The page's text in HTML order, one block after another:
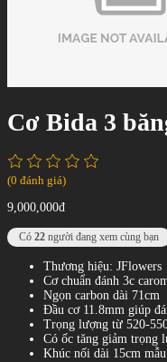
Cơ Bida 3
(0 đánh giá)
9,000,000đ
Có 22 người đang xem cùng bạn
Thương hiệu: JFlowers
Cơ chuẩn đánh 3c
Ngọn carbon dài 71cm
Đầu cơ 11.8mm giúp
Trọng lượng từ 520-
Có ốc tăng giảm trọng
Khúc nối dài 15cm mẫu